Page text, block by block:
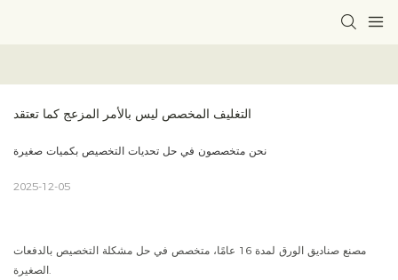
التغليف المخصص ليس بالأمر المزعج كما تعتقد
نحن متخصصون في حل تحديات التخصيص بكميات صغيرة
2025-12-05
مصنع صناديق الورق لمدة 16 عامًا، متخصص في حل مشكلة التخصيص بالدفعات
الصغيرة.